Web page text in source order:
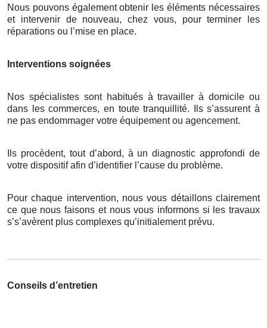
Nous pouvons également obtenir les éléments nécessaires
et intervenir de nouveau, chez vous, pour terminer les
réparations ou l’mise en place.
Interventions soignées
Nos spécialistes sont habitués à travailler à domicile ou
dans les commerces, en toute tranquillité. Ils s’assurent à
ne pas endommager votre équipement ou agencement.
Ils procèdent, tout d’abord, à un diagnostic approfondi de
votre dispositif afin d’identifier l’cause du problème.
Pour chaque intervention, nous vous détaillons clairement
ce que nous faisons et nous vous informons si les travaux
s’s’avèrent plus complexes qu’initialement prévu.
Conseils d’entretien